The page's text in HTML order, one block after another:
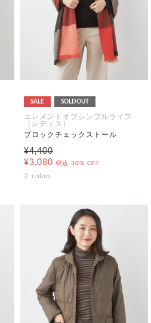
SALE SOLDOUT
エレメントオブシンプルライフ
（レディス）
ブロックチェックストール
¥4,400
¥3,080 税込 30% OFF
2 colors